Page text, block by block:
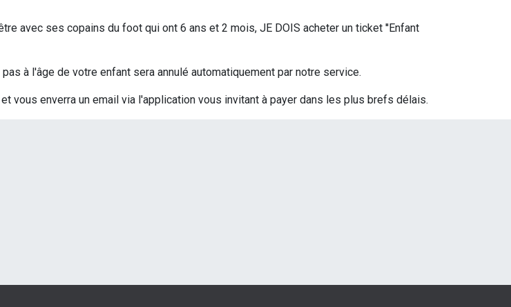
avec ses copains du foot qui ont 6 ans et 2 mois, JE DOIS acheter un ticket ''Enfant
à l'âge de votre enfant sera annulé automatiquement par notre service.
vous enverra un email via l'application vous invitant à payer dans les plus brefs délais.